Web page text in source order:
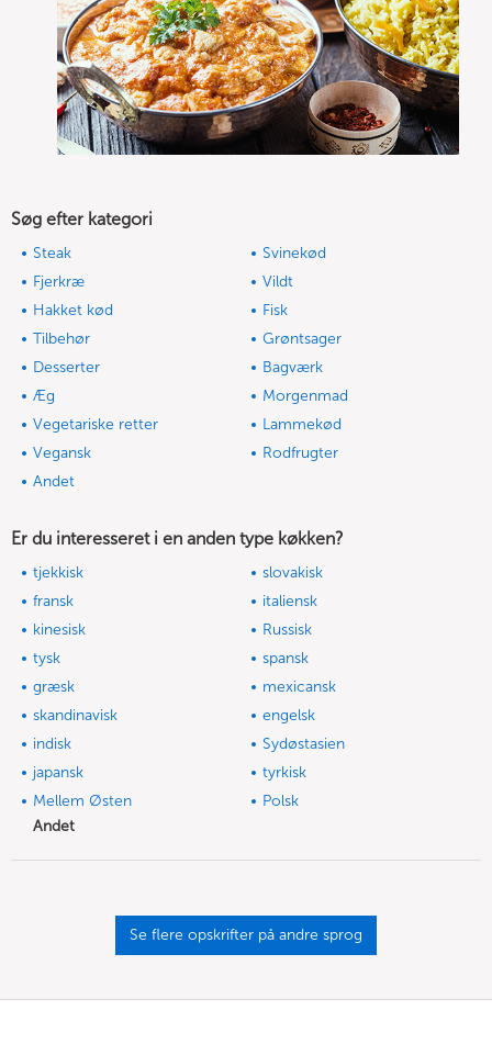
Søg efter kategori
Steak
Svinekød
Fjerkræ
Vildt
Hakket kød
Fisk
Tilbehør
Grøntsager
Desserter
Bagværk
Æg
Morgenmad
Vegetariske retter
Lammekød
Vegansk
Rodfrugter
Andet
Er du interesseret i en anden type køkken?
tjekkisk
slovakisk
fransk
italiensk
kinesisk
Russisk
tysk
spansk
græsk
mexicansk
skandinavisk
engelsk
indisk
Sydøstasien
japansk
tyrkisk
Mellem Østen
Polsk
Andet
Se flere opskrifter på andre sprog